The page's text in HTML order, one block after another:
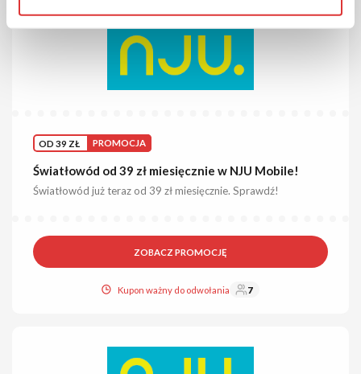
OD 39 ZŁ PROMOCJA
Światłowód od 39 zł miesięcznie w NJU Mobile!
Światłowód już teraz od 39 zł miesięcznie. Sprawdź!
ZOBACZ PROMOCJĘ
Kupon ważny do odwołania 7